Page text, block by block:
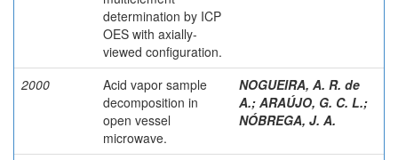
determination by ICP
OES with axially-
viewed configuration.
2000
Acid vapor sample
decomposition in
open vessel
microwave.
NOGUEIRA, A. R. de
A.; ARAÚJO, G. C. L.;
NÓBREGA, J. A.